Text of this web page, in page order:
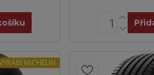
MICHELIN